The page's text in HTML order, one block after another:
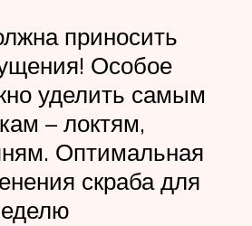
приносить
Особое
уделить самым
– локтям,
Оптимальная
скраба для